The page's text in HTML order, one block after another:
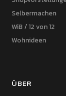
Selbermachen
WiB / 12 von 12
Wohnideen
ÜBER